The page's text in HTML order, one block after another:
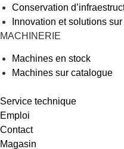
Conservation
Innovation et solutions
MACHINERIE
Machines en stock
Machines sur catalogue
Service technique
Emploi
Contact
Magasin